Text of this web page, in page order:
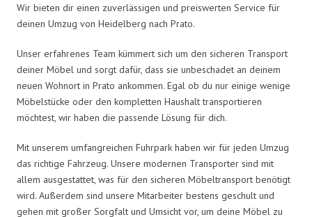
Wir bieten dir einen zuverlässigen und preiswerten Service für
deinen Umzug von Heidelberg nach Prato.
Unser erfahrenes Team kümmert sich um den sicheren Transport
deiner Möbel und sorgt dafür, dass sie unbeschadet an deinem
neuen Wohnort in Prato ankommen. Egal ob du nur einige wenige
Möbelstücke oder den kompletten Haushalt transportieren
möchtest, wir haben die passende Lösung für dich.
Mit unserem umfangreichen Fuhrpark haben wir für jeden Umzug
das richtige Fahrzeug. Unsere modernen Transporter sind mit
allem ausgestattet, was für den sicheren Möbeltransport benötigt
wird. Außerdem sind unsere Mitarbeiter bestens geschult und
gehen mit großer Sorgfalt und Umsicht vor, um deine Möbel zu